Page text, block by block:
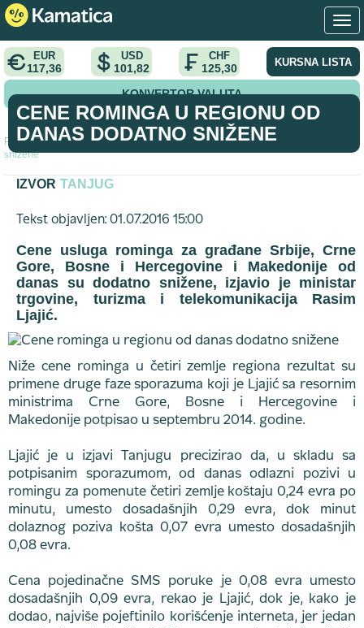
EUR
117,36
USD
101,82
CHF
125,30 KURSNA LISTA
KONVERTOR VALUTA
Početna > vest >
Cene rominga u regionu od danas dodatno
snižene
CENE ROMINGA U REGIONU OD
DANAS DODATNO SNIŽENE
IZVOR TANJUG
Tekst objavljen: 01.07.2016 15:00
Cene usluga rominga za građane Srbije, Crne
Gore, Bosne i Hercegovine i Makedonije od
danas su dodatno snižene, izjavio je ministar
trgovine, turizma i telekomunikacija Rasim
Ljajić.
Niže cene rominga u četiri zemlje regiona rezultat su
primene druge faze sporazuma koji je Ljajić sa resornim
ministrima Crne Gore, Bosne i Hercegovine i
Makedonije potpisao u septembru 2014. godine.
Ljajić je u izjavi Tanjugu precizirao da, u skladu sa
potpisanim sporazumom, od danas odlazni pozivi u
romingu za pomenute četiri zemlje koštaju 0,24 evra po
minutu, umesto dosadašnjih 0,29 evra, dok minut
dolaznog poziva košta 0,07 evra umesto dosadašnjih
0,08 evra.
Cena pojedinačne SMS poruke je 0,08 evra umesto
dosadašnjih 0,09 evra, rekao je Ljajić, dok je, kako je
dodao, najviše pojeftinilo korišćenje interneta, jer jedan